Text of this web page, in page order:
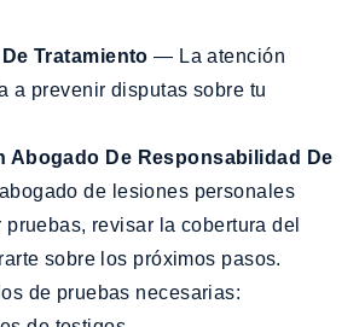
De Tratamiento — La atención
a prevenir disputas sobre tu
de lesiones personales
revisar la cobertura del
sobre los próximos pasos.
de pruebas necesarias: